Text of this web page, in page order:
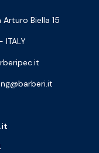
Arturo Biella 15